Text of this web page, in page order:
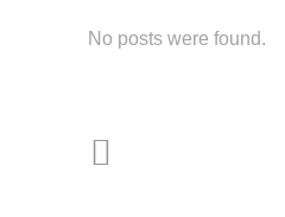
No posts were found.